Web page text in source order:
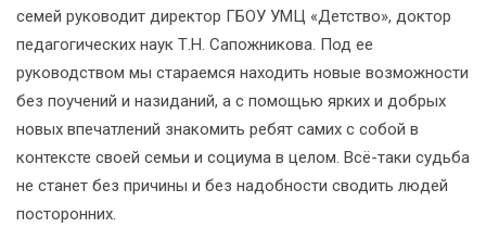
семей руководит директор ГБОУ УМЦ «Детство», доктор
педагогических наук Т.Н. Сапожникова. Под ее
руководством мы стараемся находить новые возможности
без поучений и назиданий, а с помощью ярких и добрых
новых впечатлений знакомить ребят самих с собой в
контексте своей семьи и социума в целом. Всё-таки судьба
не станет без причины и без надобности сводить людей
посторонних.